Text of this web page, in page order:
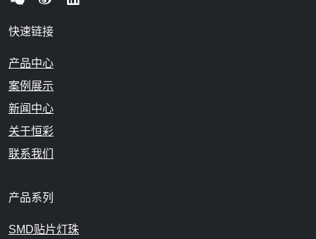
快速链接
产品中心
案例展示
新闻中心
关于恒彩
联系我们
产品系列
SMD贴片灯珠